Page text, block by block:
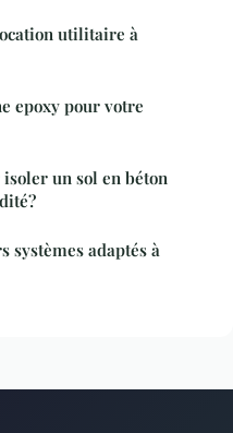
utilitaire à
epoxy pour votre
un sol en béton
adaptés à